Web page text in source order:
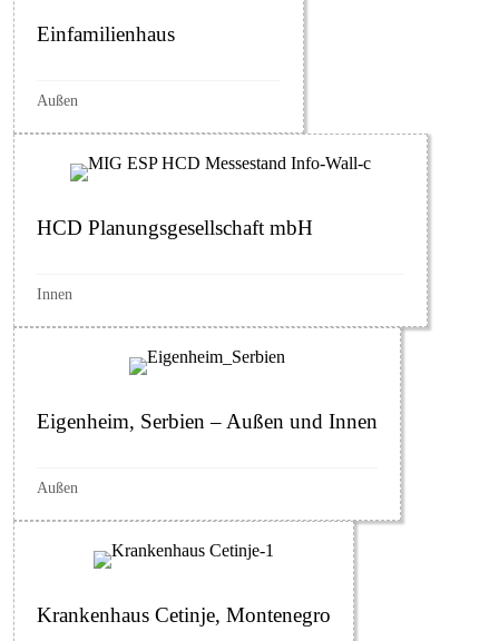
Einfamilienhaus
Außen
HCD Planungsgesellschaft mbH
Innen
Eigenheim, Serbien – Außen und Innen
Außen
Krankenhaus Cetinje, Montenegro